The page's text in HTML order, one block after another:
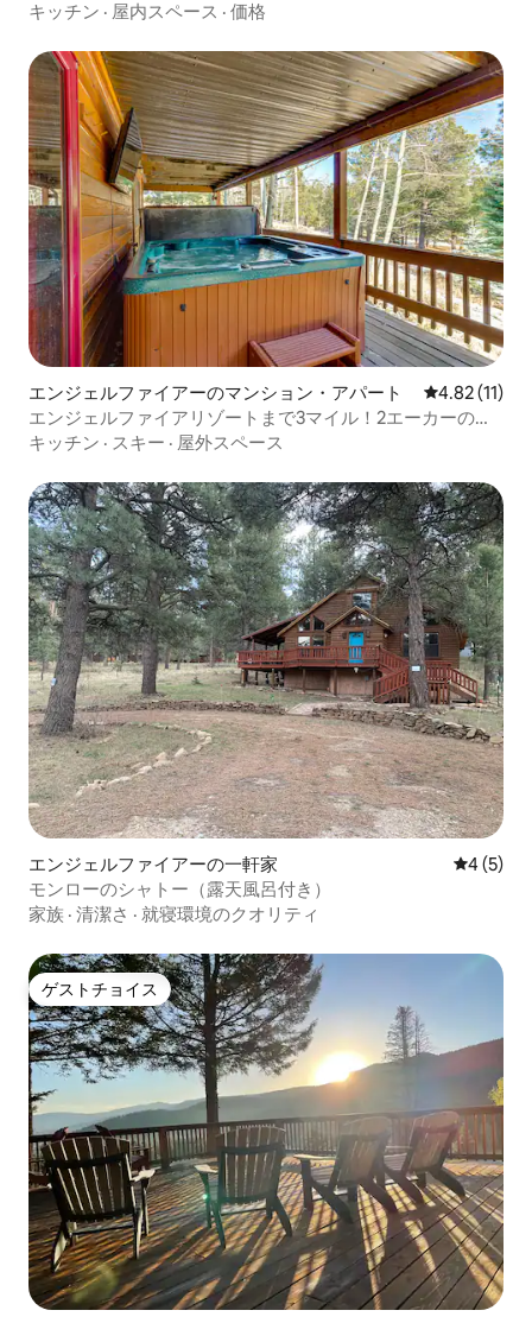
キッチン · 屋内スペース · 価格
エンジェルファイアーのマンション・アパート レビュー11
4.82 (11)
エンジェルファイアリゾートまで3マイル！2エーカーの趣
あるアパート
キッチン · スキー · 屋外スペース
エンジェルファイアーの一軒家 レビュー
4 (5)
モンローのシャトー（露天風呂付き）
家族 · 清潔さ · 就寝環境のクオリティ
ゲストチョイス
ゲストチョイス